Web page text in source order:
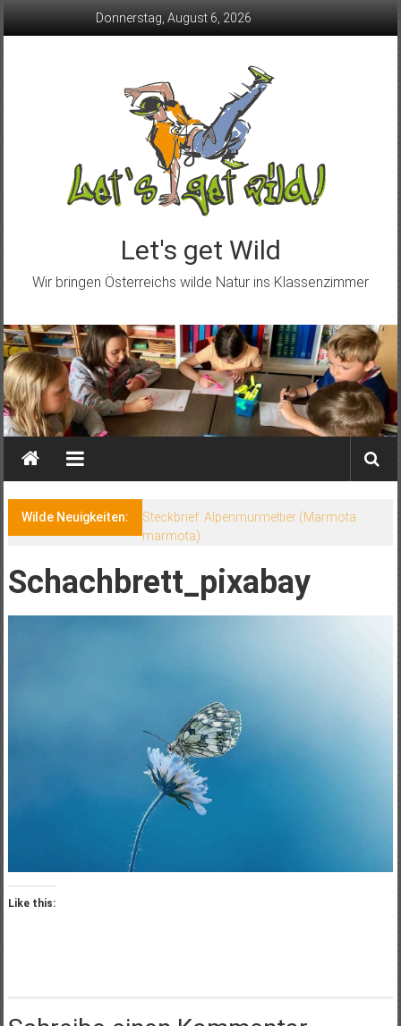
Donnerstag, August 6, 2026
Let's get Wild
Wir bringen Österreichs wilde Natur ins Klassenzimmer
Wilde Neuigkeiten:
Steckbrief: Alpenmurmeltier (Marmota
marmota)
Schachbrett_pixabay
Like this: